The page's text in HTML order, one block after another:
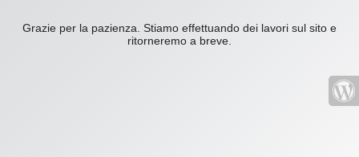
Grazie per la pazienza. Stiamo effettuando dei lavori sul sito e
ritorneremo a breve.